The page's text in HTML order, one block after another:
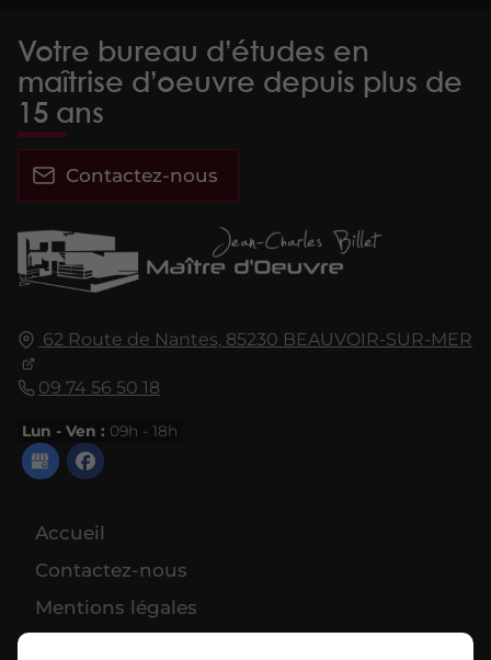
62 Route de Nantes, 85230 BEAUVOIR-SUR-MER
09 74 56 50 18
Lun - Ven : 09h - 18h
Accueil
Contactez-nous
Mentions légales
Votre bureau d’études en
maîtrise d’oeuvre depuis plus de
15 ans
Contactez-nous